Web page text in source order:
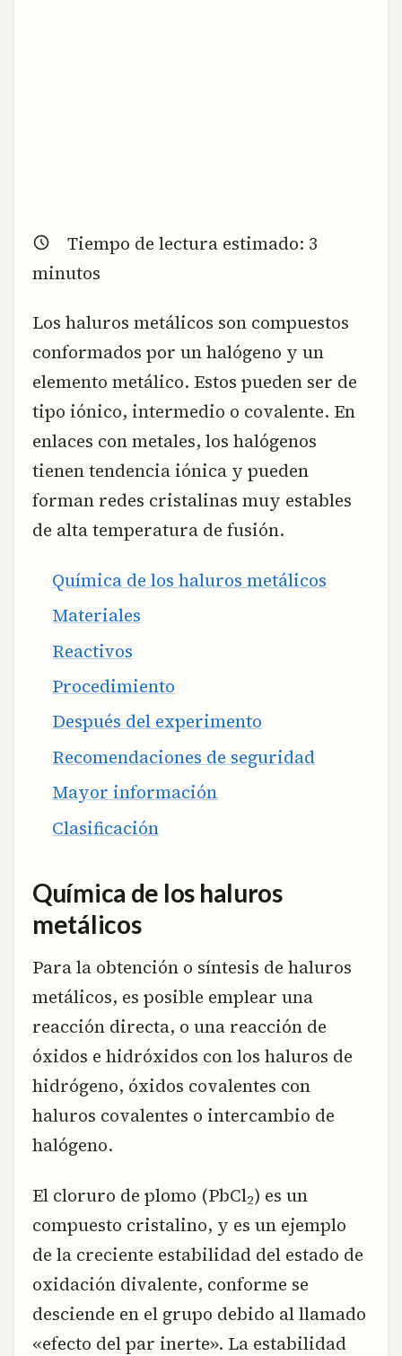
Tiempo de lectura estimado: 3
minutos
Los haluros metálicos son compuestos
conformados por un halógeno y un
elemento metálico. Estos pueden ser de
tipo iónico, intermedio o covalente. En
enlaces con metales, los halógenos
tienen tendencia iónica y pueden
forman redes cristalinas muy estables
de alta temperatura de fusión.
Química de los haluros metálicos
Materiales
Reactivos
Procedimiento
Después del experimento
Recomendaciones de seguridad
Mayor información
Clasificación
Química de los haluros
metálicos
Para la obtención o síntesis de haluros
metálicos, es posible emplear una
reacción directa, o una reacción de
óxidos e hidróxidos con los haluros de
hidrógeno, óxidos covalentes con
haluros covalentes o intercambio de
halógeno.
El cloruro de plomo (PbCl2) es un
compuesto cristalino, y es un ejemplo
de la creciente estabilidad del estado de
oxidación divalente, conforme se
desciende en el grupo debido al llamado
«efecto del par inerte». La estabilidad